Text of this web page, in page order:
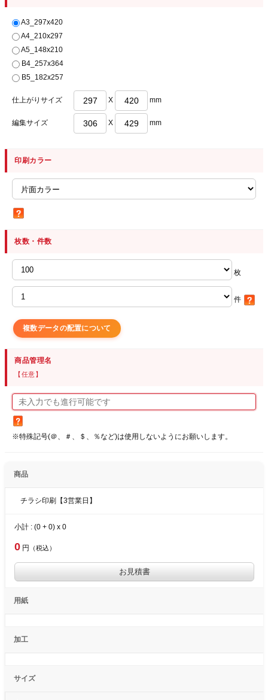
A3_297x420
A4_210x297
A5_148x210
B4_257x364
B5_182x257
仕上がりサイズ X mm
編集サイズ X mm
印刷カラー
枚数・件数
枚
件
複数データの配置について
商品管理名
【任意】
※特殊記号(＠、＃、＄、％など)は使用しないようにお願いします。
商品
チラシ印刷【3営業日】
小計 : (0 + 0) x 0
0 円 （税込）
用紙
加工
サイズ